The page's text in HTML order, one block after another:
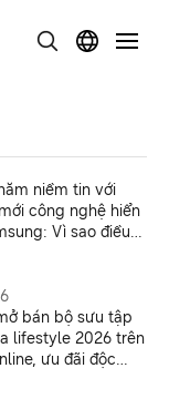
niềm tin với
công nghệ hiển
Vì sao điều
bán bộ sưu tập
lifestyle 2026 trên
ưu đãi độc